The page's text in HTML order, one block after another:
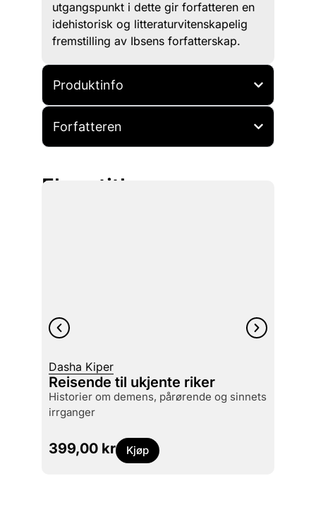
utgangspunkt i dette gir forfatteren en
idehistorisk og litteraturvitenskapelig
fremstilling av Ibsens forfatterskap.
Produktinfo
Forfatteren
Flere titler
Dasha Kiper
Reisende til ukjente riker
historier om demens, pårørende og sinnets
irrganger
399,00 kr Kjøp